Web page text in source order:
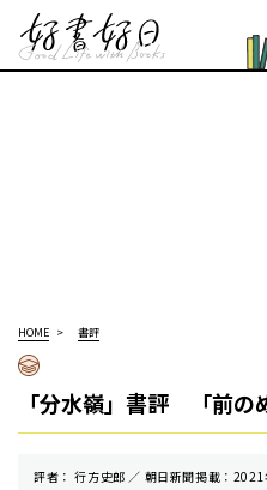
HOME 書評
「分水嶺」書評 「前
評者： 行方史郎 ／ 朝⽇新聞掲載：